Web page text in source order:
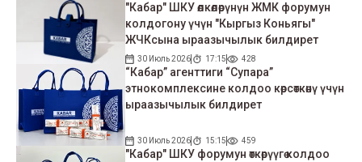
"Кабар" ШКУ өлкөлөрүнүн ЖМК форумун
колдогону үчүн "Кыргыз Коньягы"
ЖЧКсына ыраазычылык билдирет
30 Июль 2026 17:15 428
“Кабар” агенттиги “Супара”
этнокомплексине колдоо көрсөткөнү үчүн
ыраазычылык билдирет
30 Июль 2026 15:15 459
"Кабар" ШКУ форумун өткөрүүгө колдоо